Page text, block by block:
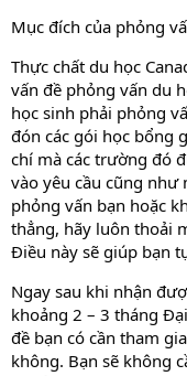
Mục đích của phỏng
Thực chất du học
vấn đề phỏng vấn du
học sinh phải phỏng
đón các gói học bổng
chí mà các trường đó
vào yêu cầu cũng
phỏng vấn bạn hoặc
thẳng, hãy luôn thoải
Điều này sẽ giúp bạn
Ngay sau khi nhận
khoảng 2 – 3 tháng
đề bạn có cần tham
không. Bạn sẽ không